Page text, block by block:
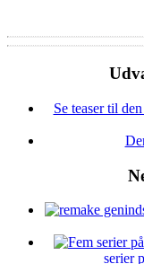
Se teaser til
serier